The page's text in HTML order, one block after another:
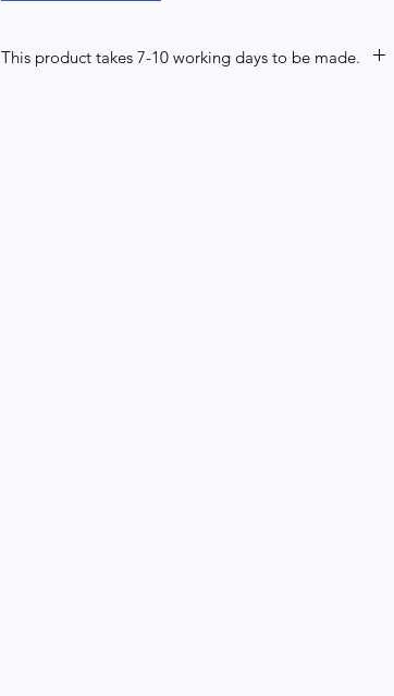
This product takes 7-10 working days to be made.